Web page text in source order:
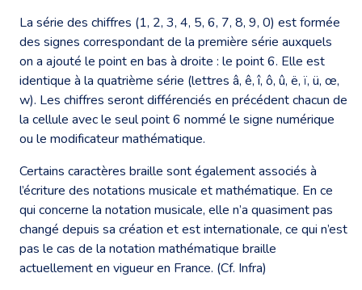
La série des chiffres (1, 2, 3, 4, 5, 6, 7, 8, 9, 0) est formée
des signes correspondant de la première série auxquels
on a ajouté le point en bas à droite : le point 6. Elle est
identique à la quatrième série (lettres â, ê, î, ô, û, ë, ï, ü, œ,
w). Les chiffres seront différenciés en précédent chacun de
la cellule avec le seul point 6 nommé le signe numérique
ou le modificateur mathématique.
Certains caractères braille sont également associés à
l’écriture des notations musicale et mathématique. En ce
qui concerne la notation musicale, elle n’a quasiment pas
changé depuis sa création et est internationale, ce qui n’est
pas le cas de la notation mathématique braille
actuellement en vigueur en France. (Cf. Infra)